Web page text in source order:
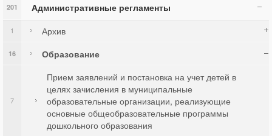
Административные регламенты
201
Архив
1
Образование
16
Прием заявлений и постановка на учет детей в
целях зачисления в муниципальные
образовательные организации, реализующие
основные общеобразовательные программы
дошкольного образования
7